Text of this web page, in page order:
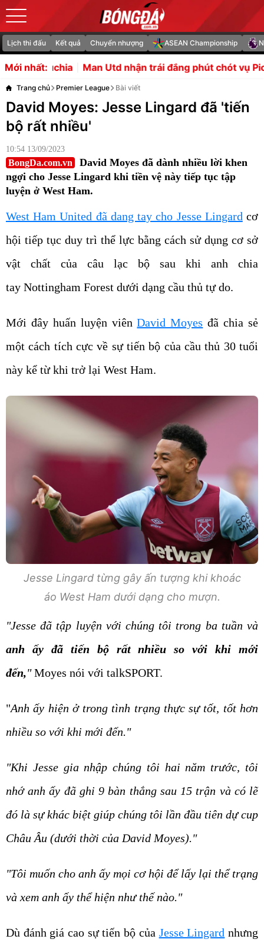
Lịch thi đấu Kết quả Chuyển nhượng ASEAN Championship
Mới nhất:
Utd nhận trái đắng phút chót vụ Pio Esposito Tuyển
Trang chủ Premier League Bài viết
David Moyes: Jesse Lingard đã 'tiến
bộ rất nhiều'
10:54 13/09/2023
BongDa.com.vn
David Moyes đã dành nhiều lời khen
ngợi cho Jesse Lingard khi tiền vệ này tiếp tục tập
luyện ở West Ham.
West Ham United đã dang tay cho Jesse Lingard cơ
hội tiếp tục duy trì thể lực bằng cách sử dụng cơ sở
vật chất của câu lạc bộ sau khi anh chia
tay Nottingham Forest dưới dạng cầu thủ tự do.
Mới đây huấn luyện viênDavid Moyes đã chia sẻ
một cách tích cực về sự tiến bộ của cầu thủ 30 tuổi
này kể từ khi trở lại West Ham.
Jesse Lingard từng gây ấn tượng khi khoác
áo West Ham dưới dạng cho mượn.
"Jesse đã tập luyện với chúng tôi trong ba tuần và
anh ấy đã tiến bộ rất nhiều so với khi mới
đến,"Moyes nói với talkSPORT.
"Anh ấy hiện ở trong tình trạng thực sự tốt, tốt hơn
nhiều so với khi mới đến."
"Khi Jesse gia nhập chúng tôi hai năm trước, tôi
nhớ anh ấy đã ghi 9 bàn thắng sau 15 trận và có lẽ
đó là sự khác biệt giúp chúng tôi lần đầu tiên dự cup
Châu Âu (dưới thời của David Moyes)."
"Tôi muốn cho anh ấy mọi cơ hội để lấy lại thể trạng
và xem anh ấy thể hiện như thế nào."
Dù đánh giá cao sự tiến bộ của Jesse Lingard nhưng